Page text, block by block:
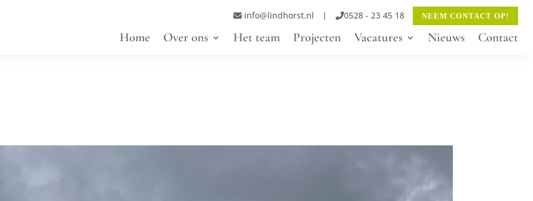
info@lindhorst.nl | 0528 - 23 45 18 NEEM CONTACT OP!
Home Over ons Het team Projecten Vacatures Nieuws Contact